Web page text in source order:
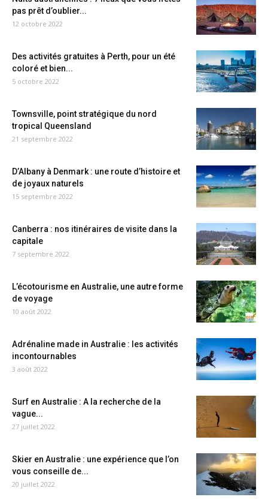
pas prêt d’oublier...
12 octobre 2022
Des activités gratuites à Perth, pour un été
coloré et bien...
5 octobre 2022
Townsville, point stratégique du nord
tropical Queensland
21 septembre 2022
D’Albany à Denmark : une route d’histoire et
de joyaux naturels
15 septembre 2022
Canberra : nos itinéraires de visite dans la
capitale
7 septembre 2022
L’écotourisme en Australie, une autre forme
de voyage
10 août 2022
Adrénaline made in Australie : les activités
incontournables
3 août 2022
Surf en Australie : A la recherche de la
vague...
27 juillet 2022
Skier en Australie : une expérience que l’on
vous conseille de...
20 juillet 2022